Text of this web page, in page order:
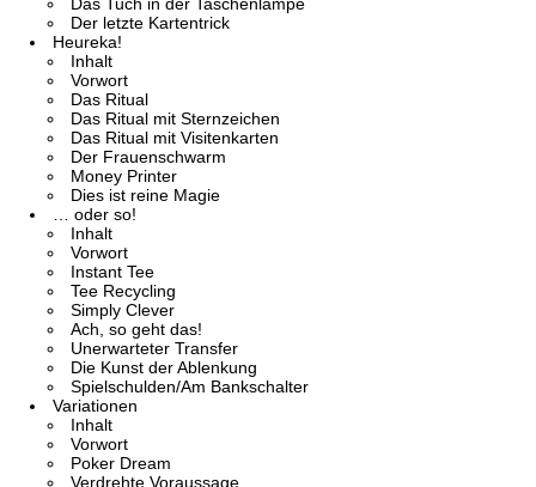
Der letzte Kartentrick
Heureka!
Inhalt
Vorwort
Das Ritual
Das Ritual mit Sternzeichen
Das Ritual mit Visitenkarten
Der Frauenschwarm
Money Printer
Dies ist reine Magie
… oder so!
Inhalt
Vorwort
Instant Tee
Tee Recycling
Simply Clever
Ach, so geht das!
Unerwarteter Transfer
Die Kunst der Ablenkung
Spielschulden/Am Bankschalter
Variationen
Inhalt
Vorwort
Poker Dream
Verdrehte Voraussage